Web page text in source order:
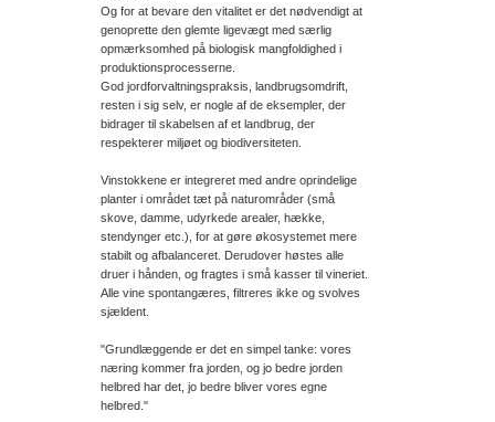
Og for at bevare den vitalitet er det nødvendigt at
genoprette den glemte ligevægt med særlig
opmærksomhed på biologisk mangfoldighed i
produktionsprocesserne.
God jordforvaltningspraksis, landbrugsomdrift,
resten i sig selv, er nogle af de eksempler, der
bidrager til skabelsen af et landbrug, der
respekterer miljøet og biodiversiteten.
Vinstokkene er integreret med andre oprindelige
planter i området tæt på naturområder (små
skove, damme, udyrkede arealer, hække,
stendynger etc.), for at gøre økosystemet mere
stabilt og afbalanceret. Derudover høstes alle
druer i hånden, og fragtes i små kasser til vineriet.
Alle vine spontangæres, filtreres ikke og svolves
sjældent.
"Grundlæggende er det en simpel tanke: vores
næring kommer fra jorden, og jo bedre jorden
helbred har det, jo bedre bliver vores egne
helbred."